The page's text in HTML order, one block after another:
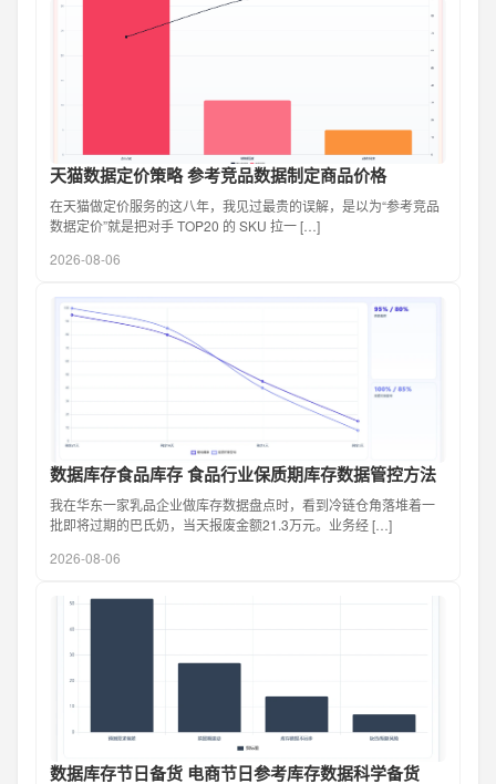
天猫数据定价策略 参考竞品数据制定商品价格
在天猫做定价服务的这八年，我见过最贵的误解，是以为“参考竞品
数据定价”就是把对手 TOP20 的 SKU 拉一 […]
2026-08-06
数据库存食品库存 食品行业保质期库存数据管控方法
我在华东一家乳品企业做库存数据盘点时，看到冷链仓角落堆着一
批即将过期的巴氏奶，当天报废金额21.3万元。业务经 […]
2026-08-06
数据库存节日备货 电商节日参考库存数据科学备货